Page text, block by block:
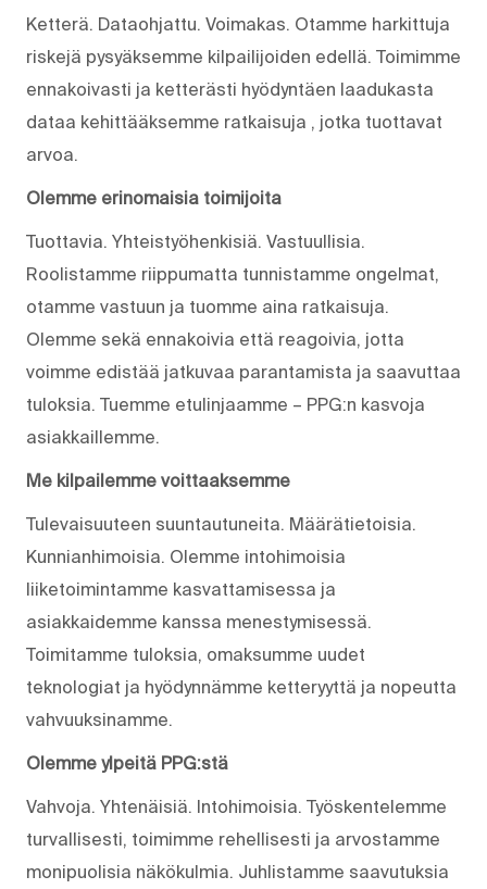
Ketterä. Dataohjattu. Voimakas. Otamme harkittuja
riskejä pysyäksemme kilpailijoiden edellä. Toimimme
ennakoivasti ja ketterästi hyödyntäen laadukasta
dataa kehittääksemme ratkaisuja , jotka tuottavat
arvoa.
Olemme erinomaisia toimijoita
Tuottavia. Yhteistyöhenkisiä. Vastuullisia.
Roolistamme riippumatta tunnistamme ongelmat,
otamme vastuun ja tuomme aina ratkaisuja.
Olemme sekä ennakoivia että reagoivia, jotta
voimme edistää jatkuvaa parantamista ja saavuttaa
tuloksia. Tuemme etulinjaamme – PPG:n kasvoja
asiakkaillemme.
Me kilpailemme voittaaksemme
Tulevaisuuteen suuntautuneita. Määrätietoisia.
Kunnianhimoisia. Olemme intohimoisia
liiketoimintamme kasvattamisessa ja
asiakkaidemme kanssa menestymisessä.
Toimitamme tuloksia, omaksumme uudet
teknologiat ja hyödynnämme ketteryyttä ja nopeutta
vahvuuksinamme.
Olemme ylpeitä PPG:stä
Vahvoja. Yhtenäisiä. Into­himoisia. Työskentelemme
turvallisesti, toimimme rehellisesti ja arvostamme
monipuolisia näkökulmia. Juhlistamme saavutuksia